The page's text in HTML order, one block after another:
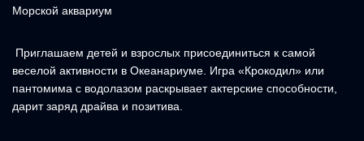
Морской аквариум
Приглашаем детей и взрослых присоединиться к самой
веселой активности в Океанариуме. Игра «Крокодил» или
пантомима с водолазом раскрывает актерские способности,
дарит заряд драйва и позитива.